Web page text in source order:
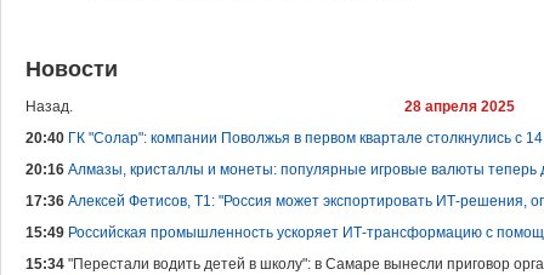
Новости
Назад.
28 апреля 2025
20:40 ГК "Солар": компании Поволжья в первом квартале столкнулись с
20:16 Алмазы, кристаллы и монеты: популярные игровые валюты
17:36 Алексей Фетисов, Т1: "Россия может экспортировать ИТ-решения,
15:49 Российская промышленность ускоряет ИТ-трансформацию с
15:34 "Перестали водить детей в школу": в Самаре вынесли приговор